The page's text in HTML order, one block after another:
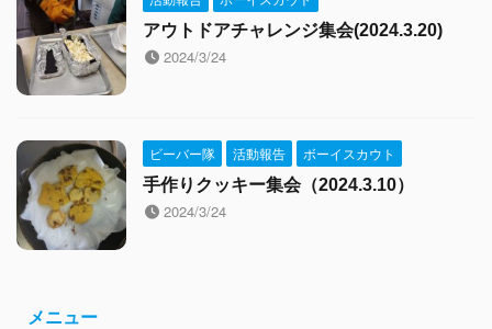
アウトドアチャレンジ集会(2024.3.20)
2024/3/24
ビーバー隊 活動報告
ボーイスカウト
手作りクッキー集会（2024.3.10）
2024/3/24
メニュー